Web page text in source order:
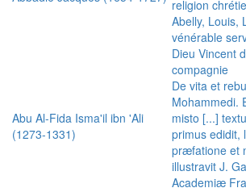
religion
Abelly, Louis,
vénérable
Dieu Vincent
compagnie
Abu Al-Fida Isma'il ibn 'Ali
(1273-1331)
De vita et
Mohammedi.
misto [...]
primus edidit,
præfatione et
illustravit J.
Academiæ